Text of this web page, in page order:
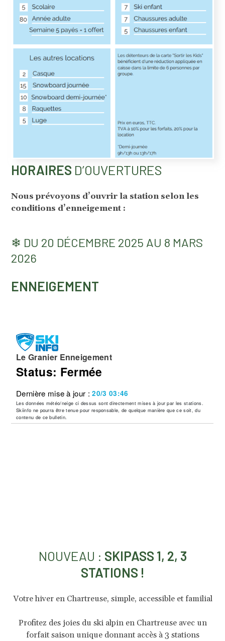
HORAIRES D’OUVERTURES
Nous prévoyons d’ouvrir la station selon les
conditions d’enneigement :
❄ DU 20 DÉCEMBRE 2025 AU 8 MARS
2026
ENNEIGEMENT
NOUVEAU : SKIPASS 1, 2, 3
STATIONS !
Votre hiver en Chartreuse, simple, accessible et familial
Profitez des joies du ski alpin en Chartreuse avec un
forfait saison unique donnant accès à 3 stations